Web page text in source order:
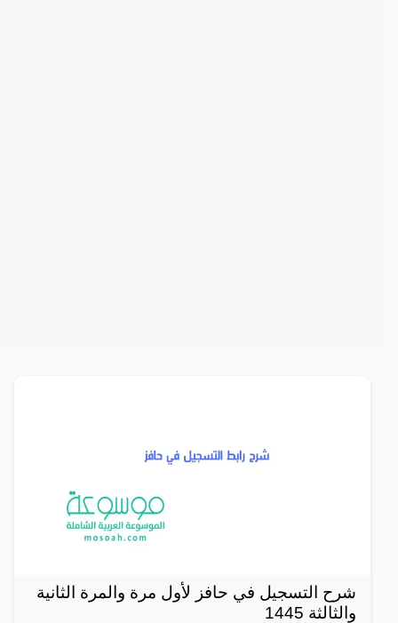
شرح التسجيل في حافز لأول مرة والمرة الثانية
والثالثة 1445